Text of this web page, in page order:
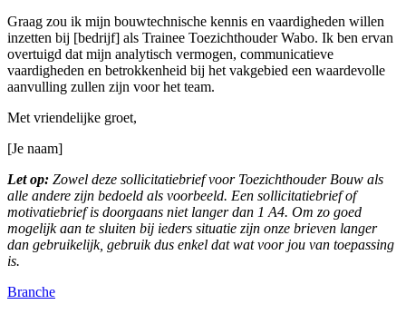
Graag zou ik mijn bouwtechnische kennis en vaardigheden willen
inzetten bij [bedrijf] als Trainee Toezichthouder Wabo. Ik ben ervan
overtuigd dat mijn analytisch vermogen, communicatieve
vaardigheden en betrokkenheid bij het vakgebied een waardevolle
aanvulling zullen zijn voor het team.
Met vriendelijke groet,
[Je naam]
Let op: Zowel deze sollicitatiebrief voor Toezichthouder Bouw als
alle andere zijn bedoeld als voorbeeld. Een sollicitatiebrief of
motivatiebrief is doorgaans niet langer dan 1 A4. Om zo goed
mogelijk aan te sluiten bij ieders situatie zijn onze brieven langer
dan gebruikelijk, gebruik dus enkel dat wat voor jou van toepassing
is.
Branche